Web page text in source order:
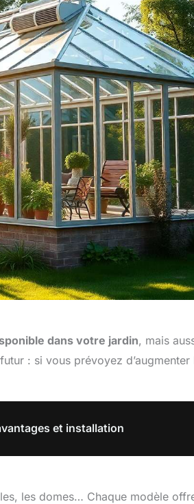
dans votre jardin, mais
: si vous prévoyez
et installation
les domes… Chaque modèle